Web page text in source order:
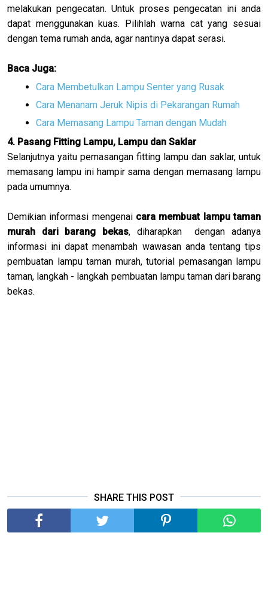
melakukan pengecatan. Untuk proses pengecatan ini anda
dapat menggunakan kuas. Pilihlah warna cat yang sesuai
dengan tema rumah anda, agar nantinya dapat serasi.
Baca Juga:
Cara Membetulkan Lampu Senter yang Rusak
Cara Menanam Jeruk Nipis di Pekarangan Rumah
Cara Memasang Lampu Taman dengan Mudah
4. Pasang Fitting Lampu, Lampu dan Saklar
Selanjutnya yaitu pemasangan fitting lampu dan saklar, untuk
memasang lampu ini hampir sama dengan memasang lampu
pada umumnya.
Demikian informasi mengenai cara membuat lampu taman
murah dari barang bekas, diharapkan dengan adanya
informasi ini dapat menambah wawasan anda tentang tips
pembuatan lampu taman murah, tutorial pemasangan lampu
taman, langkah - langkah pembuatan lampu taman dari barang
bekas.
SHARE THIS POST